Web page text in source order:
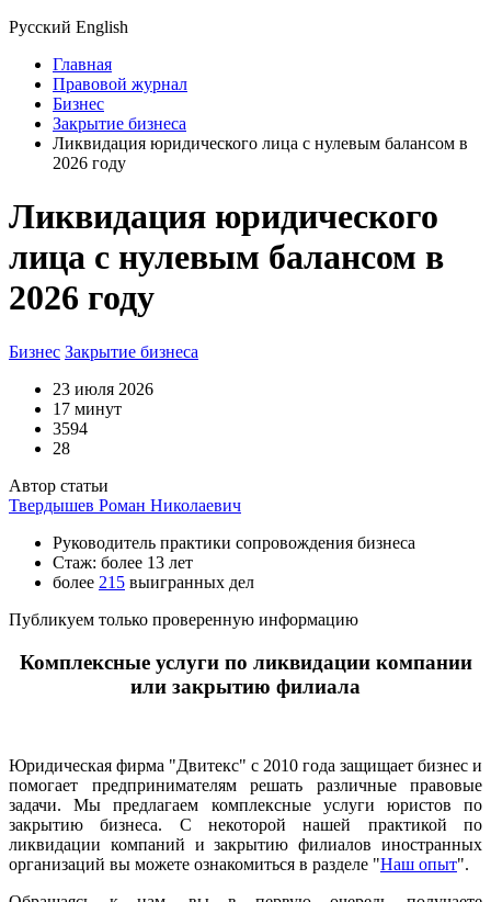
Русский English
Главная
Правовой журнал
Бизнес
Закрытие бизнеса
Ликвидация юридического лица с нулевым балансом в
2026 году
Ликвидация юридического
лица с нулевым балансом в
2026 году
Бизнес Закрытие бизнеса
23 июля 2026
17 минут
3594
28
Автор статьи
Твердышев Роман Николаевич
Руководитель практики сопровождения бизнеса
Стаж: более 13 лет
более 215 выигранных дел
Публикуем только проверенную информацию
Комплексные услуги по ликвидации компании
или закрытию филиала
Юридическая фирма "Двитекс" с 2010 года защищает бизнес и
помогает предпринимателям решать различные правовые
задачи. Мы предлагаем комплексные услуги юристов по
закрытию бизнеса. С некоторой нашей практикой по
ликвидации компаний и закрытию филиалов иностранных
организаций вы можете ознакомиться в разделе "Наш опыт".